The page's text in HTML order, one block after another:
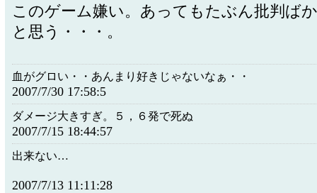
このゲーム嫌い。あってもたぶん批判ば
と思う・・・。
血がグロい・・あんまり好きじゃないなぁ・・
2007/7/30 17:58:5
ダメージ大きすぎ。５，６発で死ぬ
2007/7/15 18:44:57
出来ない…
2007/7/13 11:11:28